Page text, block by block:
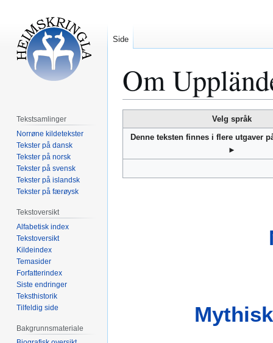
Om
til
navigering
til
søk
Velg språk
Denne teksten finnes i flere utgaver
►
Side
Tekstsamlinger
Norrøne kildetekster
Tekster på dansk
Tekster på norsk
Tekster på svensk
Tekster på islandsk
Tekster på færøysk
Tekstoversikt
Alfabetisk index
Tekstoversikt
Kildeindex
Temasider
Forfatterindex
Siste endringer
Teksthistorik
Tilfeldig side
Bakgrunnsmateriale